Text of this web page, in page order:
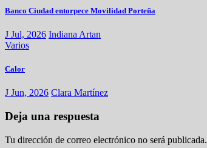
Banco Ciudad entorpece Movilidad Porteña
J Jul, 2026 Indiana Artan
Varios
Calor
J Jun, 2026 Clara Martínez
Deja una respuesta
Tu dirección de correo electrónico no será publicada.